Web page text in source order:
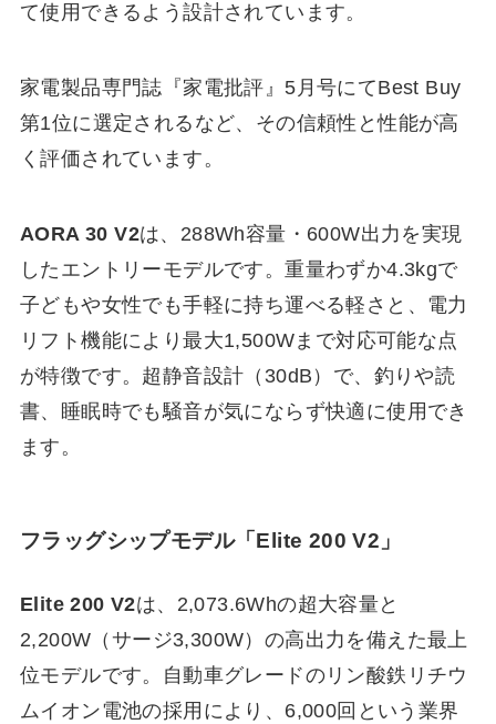
て使用できるよう設計されています。
家電製品専門誌『家電批評』5月号にてBest Buy
第1位に選定されるなど、その信頼性と性能が高
く評価されています。
AORA 30 V2は、288Wh容量・600W出力を実現
したエントリーモデルです。重量わずか4.3kgで
子どもや女性でも手軽に持ち運べる軽さと、電力
リフト機能により最大1,500Wまで対応可能な点
が特徴です。超静音設計（30dB）で、釣りや読
書、睡眠時でも騒音が気にならず快適に使用でき
ます。
フラッグシップモデル「Elite 200 V2」
Elite 200 V2は、2,073.6Whの超大容量と
2,200W（サージ3,300W）の高出力を備えた最上
位モデルです。自動車グレードのリン酸鉄リチウ
ムイオン電池の採用により、6,000回という業界